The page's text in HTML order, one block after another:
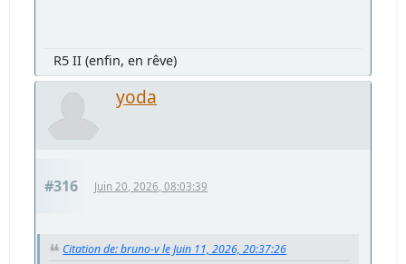
R5 II (enfin, en rêve)
yoda
#316 Juin 20, 2026, 08:03:39
Citation de: bruno-v le Juin 11, 2026, 20:37:26